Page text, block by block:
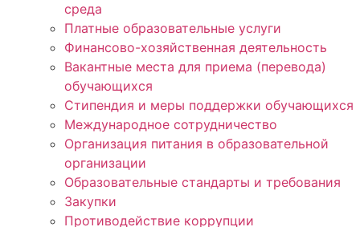
среда
Платные образовательные услуги
Финансово-хозяйственная деятельность
Вакантные места для приема (перевода)
обучающихся
Стипендия и меры поддержки обучающихся
Международное сотрудничество
Организация питания в образовательной
организации
Образовательные стандарты и требования
Закупки
Противодействие коррупции